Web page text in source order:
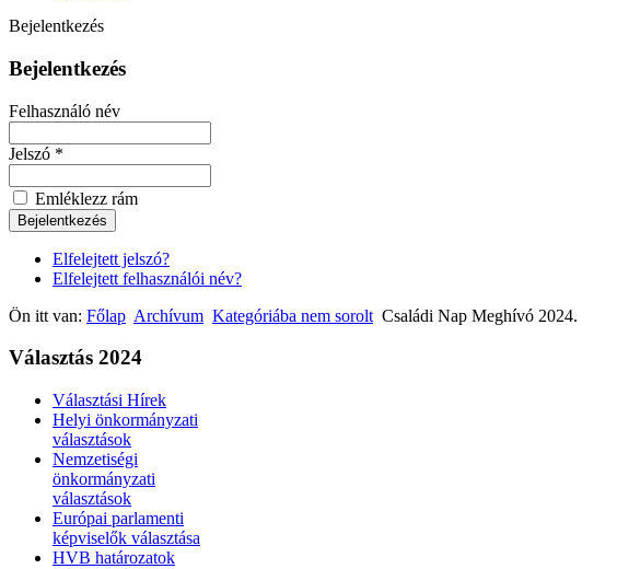
Bejelentkezés
Bejelentkezés
Felhasználó név
Jelszó *
Emléklezz rám
Elfelejtett jelszó?
Elfelejtett felhasználói név?
Ön itt van: Főlap Archívum Kategóriába nem sorolt Családi Nap Meghívó 2024.
Választás 2024
Választási Hírek
Helyi önkormányzati
választások
Nemzetiségi
önkormányzati
választások
Európai parlamenti
képviselők választása
HVB határozatok